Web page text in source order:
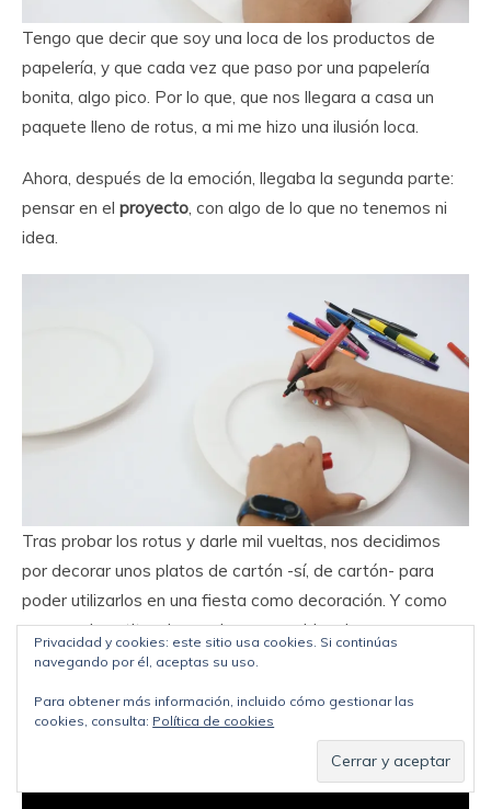
Tengo que decir que soy una loca de los productos de
papelería, y que cada vez que paso por una papelería
bonita, algo pico. Por lo que, que nos llegara a casa un
paquete lleno de rotus, a mi me hizo una ilusión loca.
Ahora, después de la emoción, llegaba la segunda parte:
pensar en el proyecto, con algo de lo que no tenemos ni
idea.
Tras probar los rotus y darle mil vueltas, nos decidimos
por decorar unos platos de cartón -sí, de cartón- para
poder utilizarlos en una fiesta como decoración. Y como
son muy baratitos, los podemos cambiar siempre que
deseemos.
¿Lo vemos?
Privacidad y cookies: este sitio usa cookies. Si continúas
navegando por él, aceptas su uso.
Para obtener más información, incluido cómo gestionar las
cookies, consulta: Política de cookies